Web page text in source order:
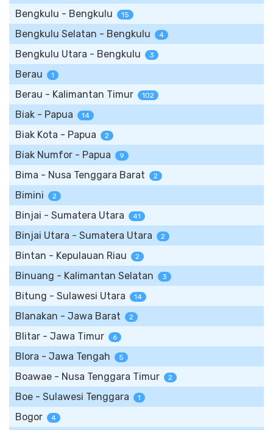
Bengkulu - Bengkulu 15
Bengkulu Selatan - Bengkulu 4
Bengkulu Utara - Bengkulu 3
Berau 1
Berau - Kalimantan Timur 102
Biak - Papua 14
Biak Kota - Papua 2
Biak Numfor - Papua 9
Bima - Nusa Tenggara Barat 2
Bimini 2
Binjai - Sumatera Utara 41
Binjai Utara - Sumatera Utara 2
Bintan - Kepulauan Riau 2
Binuang - Kalimantan Selatan 3
Bitung - Sulawesi Utara 14
Blanakan - Jawa Barat 2
Blitar - Jawa Timur 6
Blora - Jawa Tengah 5
Boawae - Nusa Tenggara Timur 2
Boe - Sulawesi Tenggara 1
Bogor 4